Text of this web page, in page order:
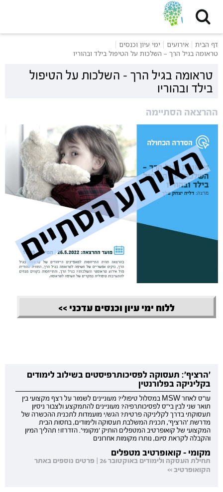
דף הבית אירועים
ימי עיון וכנסים
טראומה בגיל הרך – השלכות על הטיפול בילד ובהוריו
טראומה בגיל הרך – השלכות על הטיפול
בילד ובהוריו
ההרצאה הסתיימה
ללוח ימי עיון וכנסים עדכני >>
'הרציף': תעסוקה לפסיכותרפיסטים בשילוב לימודים
בקליניקה בפלורנטין
עו"ס לאחר MSW במסלול טיפולי? מעוניינים לשמור על רצף מקצועי בין
תואר שני לבין בי"ס לפסיכותרפיה? מעוניינים להתמקצע ולצבור ניסיון
תעסוקתי בדרך לקליניקה פרטית? הגש/י מועמדות לתכנית ההכשרה של
מדרשת 'הרציף', תכנית המשלבת תעסוקה ולימודים, בחסות הבית
המקצועי של קואופרטיב המטפלים הותיק 'מקומי'. הזדרזו! תהליך המיון
והקבלה לקראת סיום, נותרו מקומות אחרונים
מקומי - קואופרטיב מטפלים
תחילת העסקה ולימודים באוקטובר 26 | פרטים נוספים באתר
הקואופרטיב >>